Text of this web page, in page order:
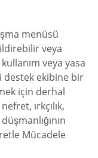
menüsü
veya
veya yasa
destek ekibine bir
için derhal
ırkçılık,
Mücadele